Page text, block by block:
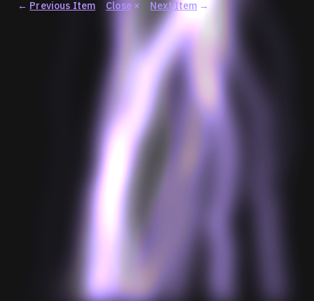
← Previous Item Close× Next Item →